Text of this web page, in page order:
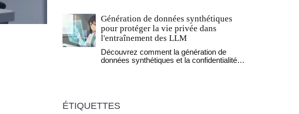
ressources que dans les langues riches.
Une approche scientifique qui réduit les
coûts et améliore l'équité.
Génération de données synthétiques
pour protéger la vie privée dans
l'entraînement des LLM
Découvrez comment la génération de
données synthétiques et la confidentialité
ÉTIQUETTES